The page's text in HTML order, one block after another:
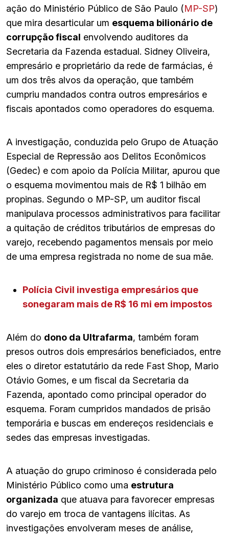
ação do Ministério Público de São Paulo (MP-SP)
que mira desarticular um esquema bilionário de
corrupção fiscal envolvendo auditores da
Secretaria da Fazenda estadual. Sidney Oliveira,
empresário e proprietário da rede de farmácias, é
um dos três alvos da operação, que também
cumpriu mandados contra outros empresários e
fiscais apontados como operadores do esquema.
A investigação, conduzida pelo Grupo de Atuação
Especial de Repressão aos Delitos Econômicos
(Gedec) e com apoio da Polícia Militar, apurou que
o esquema movimentou mais de R$ 1 bilhão em
propinas. Segundo o MP-SP, um auditor fiscal
manipulava processos administrativos para facilitar
a quitação de créditos tributários de empresas do
varejo, recebendo pagamentos mensais por meio
de uma empresa registrada no nome de sua mãe.
Polícia Civil investiga empresários que
sonegaram mais de R$ 16 mi em impostos
Além do dono da Ultrafarma, também foram
presos outros dois empresários beneficiados, entre
eles o diretor estatutário da rede Fast Shop, Mario
Otávio Gomes, e um fiscal da Secretaria da
Fazenda, apontado como principal operador do
esquema. Foram cumpridos mandados de prisão
temporária e buscas em endereços residenciais e
sedes das empresas investigadas.
A atuação do grupo criminoso é considerada pelo
Ministério Público como uma estrutura
organizada que atuava para favorecer empresas
do varejo em troca de vantagens ilícitas. As
investigações envolveram meses de análise,